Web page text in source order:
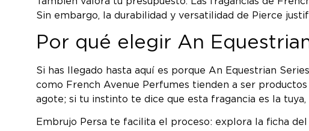
Sin embargo, la durabilidad y versatilidad de Pierce
Por qué elegir An
Si has llegado hasta aquí es porque An Equestrian
como French Avenue Perfumes tienden a ser
agote; si tu instinto te dice que esta fragancia es la
Embrujo Persa te facilita el proceso: explora la ficha